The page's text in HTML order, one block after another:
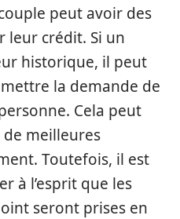
peut avoir des
leur crédit. Si un
historique, il peut
la demande de
Cela peut
de meilleures
Toutefois, il est
à l’esprit que les
seront prises en